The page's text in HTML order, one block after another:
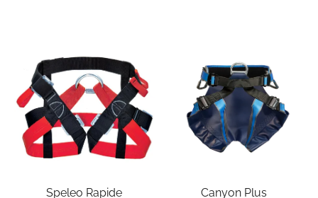
Speleo Rapide Canyon Plus